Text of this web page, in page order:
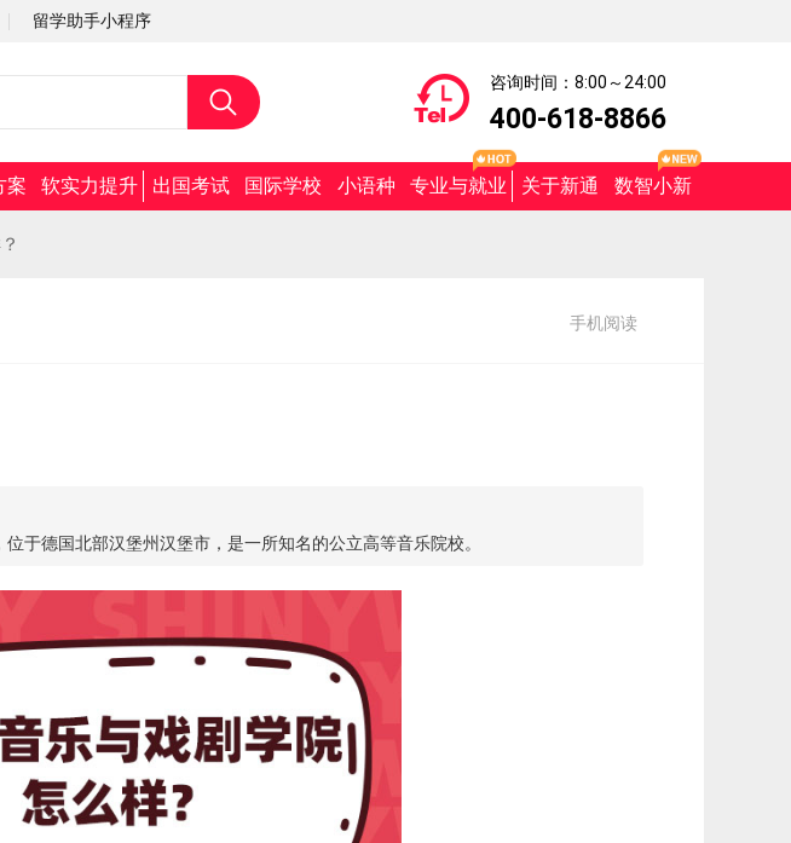
留学助手小程序
咨询时间：8:00～24:00
400-618-8866
案 软实力提升 出国考试 国际学校 小语种 专业与就业 关于新通 数智小新
手机阅读
德国北部汉堡州汉堡市，是一所知名的公立高等音乐院校。